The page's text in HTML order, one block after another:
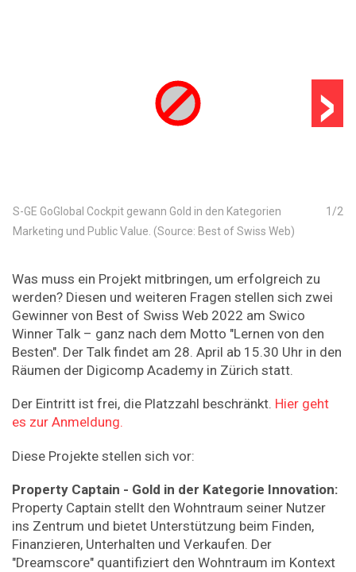
›
1 /2
S-GE GoGlobal Cockpit gewann Gold in den Kategorien
Marketing und Public Value. (Source: Best of Swiss Web)
Was muss ein Projekt mitbringen, um erfolgreich zu
werden? Diesen und weiteren Fragen stellen sich zwei
Gewinner von Best of Swiss Web 2022 am Swico
Winner Talk – ganz nach dem Motto "Lernen von den
Besten". Der Talk findet am 28. April ab 15.30 Uhr in den
Räumen der Digicomp Academy in Zürich statt.
Der Eintritt ist frei, die Platzzahl beschränkt. Hier geht
es zur Anmeldung.
Diese Projekte stellen sich vor:
Property Captain - Gold in der Kategorie Innovation:
Property Captain stellt den Wohntraum seiner Nutzer
ins Zentrum und bietet Unterstützung beim Finden,
Finanzieren, Unterhalten und Verkaufen. Der
"Dreamscore" quantifiziert den Wohntraum im Kontext